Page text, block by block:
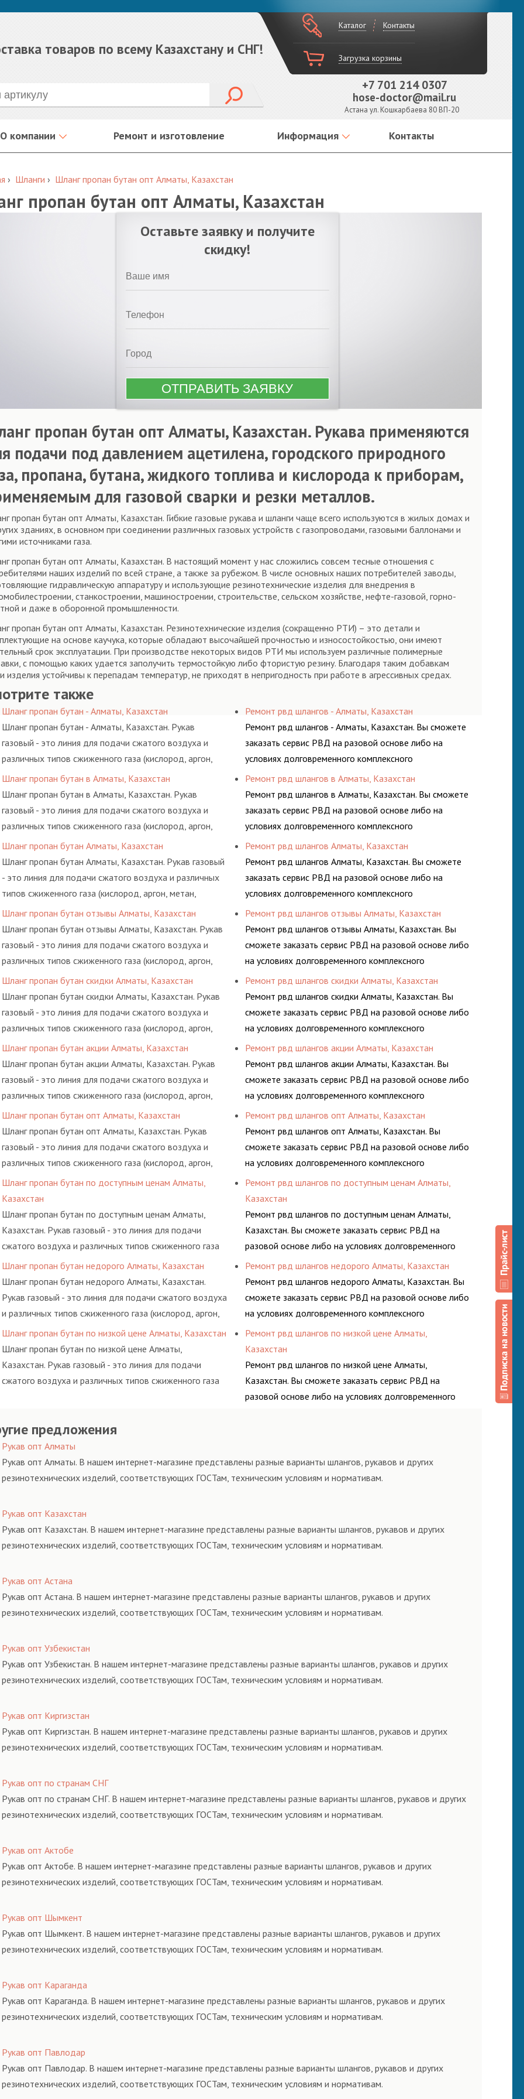
товаров по всему Казахстану и СНГ!
Каталог Контакты
Загрузка корзины
+7 701 214 0307
hose-doctor@mail.ru
Астана ул. Кошкарбаева 80 ВП-20
О компании Ремонт и изготовление Информация Контакты
› Шланги › Шланг пропан бутан опт Алматы, Казахстан
пропан бутан опт Алматы, Казахстан
Оставьте заявку и получите
скидку!
пропан бутан опт Алматы, Казахстан. Рукава применяются
подачи под давлением ацетилена, городского природного
пропана, бутана, жидкого топлива и кислорода к приборам,
для газовой сварки и резки металлов.
пропан бутан опт Алматы, Казахстан. Гибкие газовые рукава и шланги чаще всего используются в жилых домах и
зданиях, в основном при соединении различных газовых устройств с газопроводами, газовыми баллонами и
источниками газа.
пропан бутан опт Алматы, Казахстан. В настоящий момент у нас сложились совсем тесные отношения с
наших изделий по всей стране, а также за рубежом. В числе основных наших потребителей заводы,
гидравлическую аппаратуру и использующие резинотехнические изделия для внедрения в
станкостроении, машиностроении, строительстве, сельском хозяйстве, нефте-газовой, горно-
и даже в оборонной промышленности.
пропан бутан опт Алматы, Казахстан. Резинотехнические изделия (сокращенно РТИ) – это детали и
на основе каучука, которые обладают высочайшей прочностью и износостойкостью, они имеют
срок эксплуатации. При производстве некоторых видов РТИ мы используем различные полимерные
с помощью каких удается заполучить термостойкую либо фтористую резину. Благодаря таким добавкам
изделия устойчивы к перепадам температур, не приходят в непригодность при работе в агрессивных средах.
также
Шланг пропан бутан - Алматы, Казахстан
Шланг пропан бутан - Алматы, Казахстан. Рукав
газовый - это линия для подачи сжатого воздуха и
различных типов сжиженного газа (кислород, аргон,
метан, пропан, бутан, ацетилен) между определенными
элементами системы.
Шланг пропан бутан в Алматы, Казахстан
Шланг пропан бутан в Алматы, Казахстан. Рукав
газовый - это линия для подачи сжатого воздуха и
различных типов сжиженного газа (кислород, аргон,
метан, пропан, бутан, ацетилен) между определенными
элементами системы.
Шланг пропан бутан Алматы, Казахстан
Шланг пропан бутан Алматы, Казахстан. Рукав газовый
- это линия для подачи сжатого воздуха и различных
типов сжиженного газа (кислород, аргон, метан,
пропан, бутан, ацетилен) между определенными
элементами системы.
Шланг пропан бутан отзывы Алматы, Казахстан
Шланг пропан бутан отзывы Алматы, Казахстан. Рукав
газовый - это линия для подачи сжатого воздуха и
различных типов сжиженного газа (кислород, аргон,
метан, пропан, бутан, ацетилен) между определенными
элементами системы.
Шланг пропан бутан скидки Алматы, Казахстан
Шланг пропан бутан скидки Алматы, Казахстан. Рукав
газовый - это линия для подачи сжатого воздуха и
различных типов сжиженного газа (кислород, аргон,
метан, пропан, бутан, ацетилен) между определенными
элементами системы.
Шланг пропан бутан акции Алматы, Казахстан
Шланг пропан бутан акции Алматы, Казахстан. Рукав
газовый - это линия для подачи сжатого воздуха и
различных типов сжиженного газа (кислород, аргон,
метан, пропан, бутан, ацетилен) между определенными
элементами системы.
Шланг пропан бутан опт Алматы, Казахстан
Шланг пропан бутан опт Алматы, Казахстан. Рукав
газовый - это линия для подачи сжатого воздуха и
различных типов сжиженного газа (кислород, аргон,
метан, пропан, бутан, ацетилен) между определенными
элементами системы.
Шланг пропан бутан по доступным ценам Алматы,
Казахстан
Шланг пропан бутан по доступным ценам Алматы,
Казахстан. Рукав газовый - это линия для подачи
сжатого воздуха и различных типов сжиженного газа
(кислород, аргон, метан, пропан, бутан, ацетилен)
между определенными элементами системы.
Шланг пропан бутан недорого Алматы, Казахстан
Шланг пропан бутан недорого Алматы, Казахстан.
Рукав газовый - это линия для подачи сжатого воздуха
и различных типов сжиженного газа (кислород, аргон,
метан, пропан, бутан, ацетилен) между определенными
элементами системы.
Шланг пропан бутан по низкой цене Алматы, Казахстан
Шланг пропан бутан по низкой цене Алматы,
Казахстан. Рукав газовый - это линия для подачи
сжатого воздуха и различных типов сжиженного газа
Ремонт рвд шлангов - Алматы, Казахстан
Ремонт рвд шлангов - Алматы, Казахстан. Вы сможете
заказать сервис РВД на разовой основе либо на
условиях долговременного комплексного
обслуживания гидросистем Вашего предприятия.
Ремонт рвд шлангов в Алматы, Казахстан
Ремонт рвд шлангов в Алматы, Казахстан. Вы сможете
заказать сервис РВД на разовой основе либо на
условиях долговременного комплексного
обслуживания гидросистем Вашего предприятия.
Ремонт рвд шлангов Алматы, Казахстан
Ремонт рвд шлангов Алматы, Казахстан. Вы сможете
заказать сервис РВД на разовой основе либо на
условиях долговременного комплексного
обслуживания гидросистем Вашего предприятия.
Ремонт рвд шлангов отзывы Алматы, Казахстан
Ремонт рвд шлангов отзывы Алматы, Казахстан. Вы
сможете заказать сервис РВД на разовой основе либо
на условиях долговременного комплексного
обслуживания гидросистем Вашего предприятия.
Ремонт рвд шлангов скидки Алматы, Казахстан
Ремонт рвд шлангов скидки Алматы, Казахстан. Вы
сможете заказать сервис РВД на разовой основе либо
на условиях долговременного комплексного
обслуживания гидросистем Вашего предприятия.
Ремонт рвд шлангов акции Алматы, Казахстан
Ремонт рвд шлангов акции Алматы, Казахстан. Вы
сможете заказать сервис РВД на разовой основе либо
на условиях долговременного комплексного
обслуживания гидросистем Вашего предприятия.
Ремонт рвд шлангов опт Алматы, Казахстан
Ремонт рвд шлангов опт Алматы, Казахстан. Вы
сможете заказать сервис РВД на разовой основе либо
на условиях долговременного комплексного
обслуживания гидросистем Вашего предприятия.
Ремонт рвд шлангов по доступным ценам Алматы,
Казахстан
Ремонт рвд шлангов по доступным ценам Алматы,
Казахстан. Вы сможете заказать сервис РВД на
разовой основе либо на условиях долговременного
комплексного обслуживания гидросистем Вашего
предприятия.
Ремонт рвд шлангов недорого Алматы, Казахстан
Ремонт рвд шлангов недорого Алматы, Казахстан. Вы
сможете заказать сервис РВД на разовой основе либо
на условиях долговременного комплексного
обслуживания гидросистем Вашего предприятия.
Ремонт рвд шлангов по низкой цене Алматы,
Казахстан
Ремонт рвд шлангов по низкой цене Алматы,
Казахстан. Вы сможете заказать сервис РВД на
разовой основе либо на условиях долговременного
предложения
Рукав опт Алматы
Рукав опт Алматы. В нашем интернет-магазине представлены разные варианты шлангов, рукавов и других
резинотехнических изделий, соответствующих ГОСТам, техническим условиям и нормативам.
Рукав опт Казахстан
Рукав опт Казахстан. В нашем интернет-магазине представлены разные варианты шлангов, рукавов и других
резинотехнических изделий, соответствующих ГОСТам, техническим условиям и нормативам.
Рукав опт Астана
Рукав опт Астана. В нашем интернет-магазине представлены разные варианты шлангов, рукавов и других
резинотехнических изделий, соответствующих ГОСТам, техническим условиям и нормативам.
Рукав опт Узбекистан
Рукав опт Узбекистан. В нашем интернет-магазине представлены разные варианты шлангов, рукавов и других
резинотехнических изделий, соответствующих ГОСТам, техническим условиям и нормативам.
Рукав опт Киргизстан
Рукав опт Киргизстан. В нашем интернет-магазине представлены разные варианты шлангов, рукавов и других
резинотехнических изделий, соответствующих ГОСТам, техническим условиям и нормативам.
Рукав опт по странам СНГ
Рукав опт по странам СНГ. В нашем интернет-магазине представлены разные варианты шлангов, рукавов и других
резинотехнических изделий, соответствующих ГОСТам, техническим условиям и нормативам.
Рукав опт Актобе
Рукав опт Актобе. В нашем интернет-магазине представлены разные варианты шлангов, рукавов и других
резинотехнических изделий, соответствующих ГОСТам, техническим условиям и нормативам.
Рукав опт Шымкент
Рукав опт Шымкент. В нашем интернет-магазине представлены разные варианты шлангов, рукавов и других
резинотехнических изделий, соответствующих ГОСТам, техническим условиям и нормативам.
Рукав опт Караганда
Рукав опт Караганда. В нашем интернет-магазине представлены разные варианты шлангов, рукавов и других
резинотехнических изделий, соответствующих ГОСТам, техническим условиям и нормативам.
Рукав опт Павлодар
Рукав опт Павлодар. В нашем интернет-магазине представлены разные варианты шлангов, рукавов и других
резинотехнических изделий, соответствующих ГОСТам, техническим условиям и нормативам.